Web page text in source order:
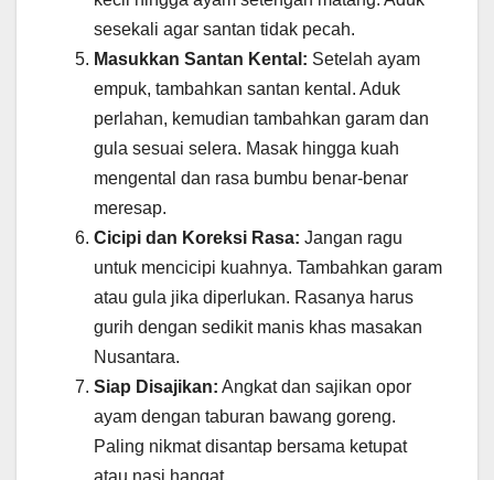
sesekali agar santan tidak pecah.
Masukkan Santan Kental: Setelah ayam
empuk, tambahkan santan kental. Aduk
perlahan, kemudian tambahkan garam dan
gula sesuai selera. Masak hingga kuah
mengental dan rasa bumbu benar-benar
meresap.
Cicipi dan Koreksi Rasa: Jangan ragu
untuk mencicipi kuahnya. Tambahkan garam
atau gula jika diperlukan. Rasanya harus
gurih dengan sedikit manis khas masakan
Nusantara.
Siap Disajikan: Angkat dan sajikan opor
ayam dengan taburan bawang goreng.
Paling nikmat disantap bersama ketupat